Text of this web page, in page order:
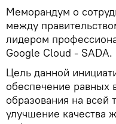
Меморандум о
между
лидером
Google Cloud - SADA.
Цель данной
обеспечение равных
образования на всей
улучшение качества